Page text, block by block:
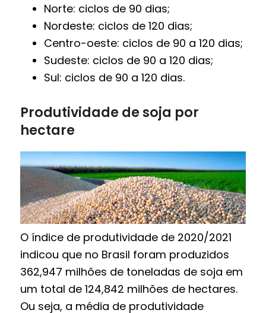
Norte: ciclos de 90 dias;
Nordeste: ciclos de 120 dias;
Centro-oeste: ciclos de 90 a 120 dias;
Sudeste: ciclos de 90 a 120 dias;
Sul: ciclos de 90 a 120 dias.
Produtividade de soja por
hectare
O índice de produtividade de 2020/2021
indicou que no Brasil foram produzidos
362,947 milhões de toneladas de soja em
um total de 124,842 milhões de hectares.
Ou seja, a média de produtividade